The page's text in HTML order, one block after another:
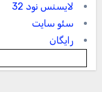
لایسنس نود 32
سئو سایت
رایگان